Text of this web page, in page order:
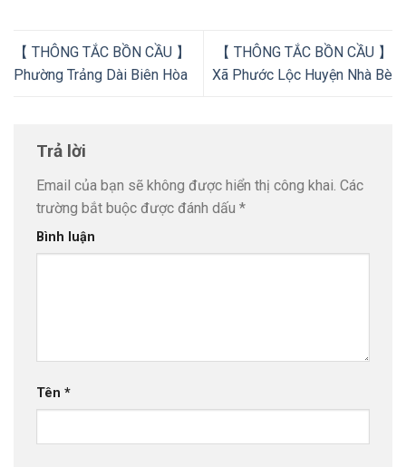
【 THÔNG TẮC BỒN CẦU 】
Phường Trảng Dài Biên Hòa
【 THÔNG TẮC BỒN CẦU 】
Xã Phước Lộc Huyện Nhà Bè
Trả lời
Email của bạn sẽ không được hiển thị công khai. Các
trường bắt buộc được đánh dấu *
Bình luận
Tên *